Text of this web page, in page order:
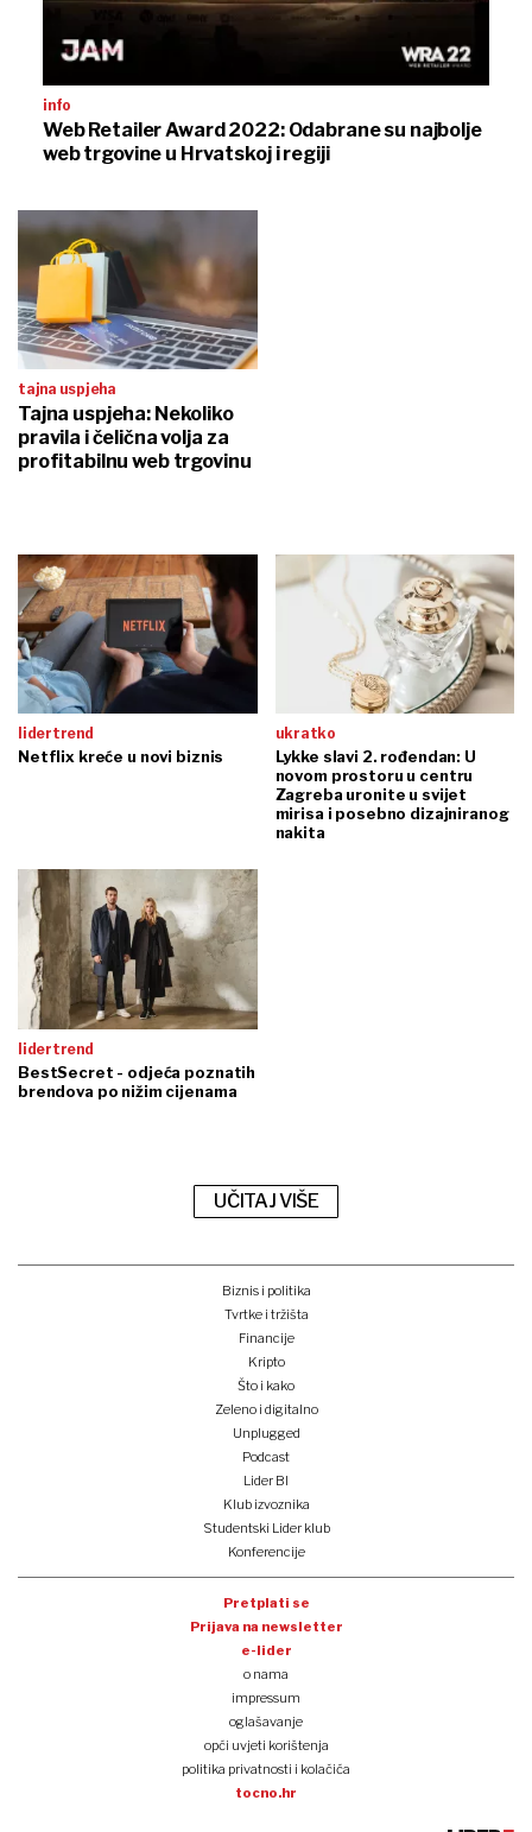
info
Web Retailer Award 2022: Odabrane su najbolje
web trgovine u Hrvatskoj i regiji
tajna uspjeha
Tajna uspjeha: Nekoliko
pravila i čelična volja za
profitabilnu web trgovinu
lidertrend
Netflix kreće u novi biznis
ukratko
Lykke slavi 2. rođendan: U
novom prostoru u centru
Zagreba uronite u svijet
mirisa i posebno dizajniranog
nakita
lidertrend
BestSecret - odjeća poznatih
brendova po nižim cijenama
UČITAJ VIŠE
Biznis i politika
Tvrtke i tržišta
Financije
Kripto
Što i kako
Zeleno i digitalno
Unplugged
Podcast
Lider BI
Klub izvoznika
Studentski Lider klub
Konferencije
Pretplati se
Prijava na newsletter
e-lider
o nama
impressum
oglašavanje
opći uvjeti korištenja
politika privatnosti i kolačića
tocno.hr